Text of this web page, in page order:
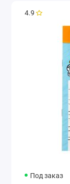
4.9
Под заказ